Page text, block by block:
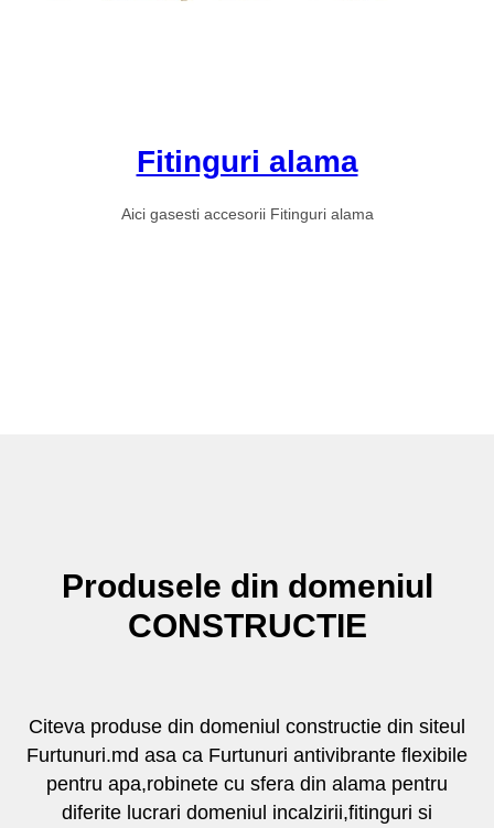
Fitinguri alama
Aici gasesti accesorii Fitinguri alama
Produsele din domeniul
CONSTRUCTIE
Citeva produse din domeniul constructie din siteul
Furtunuri.md asa ca Furtunuri antivibrante flexibile
pentru apa,robinete cu sfera din alama pentru
diferite lucrari domeniul incalzirii,fitinguri si